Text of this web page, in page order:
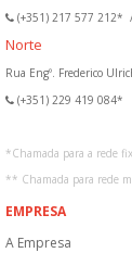
(+351) 217 577 212*
Norte
Rua Engº. Frederico
(+351) 229 419 084*
*Chamada para a rede
** Chamada para rede
EMPRESA
A Empresa